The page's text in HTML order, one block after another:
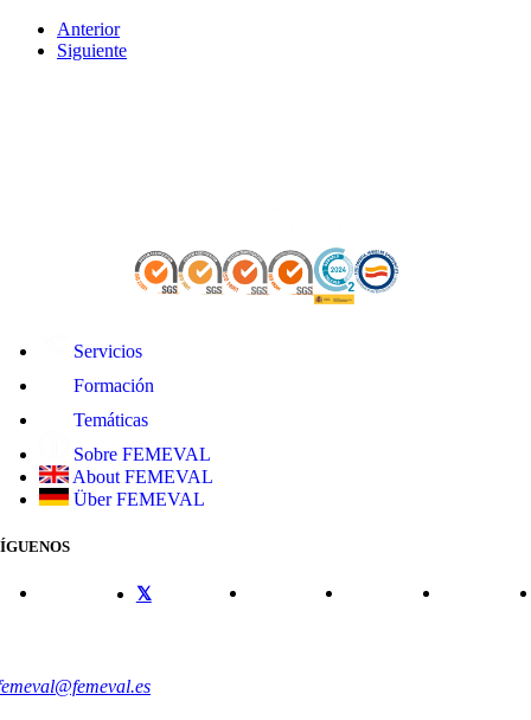
Anterior
Siguiente
Servicios
Formación
Temáticas
Sobre FEMEVAL
About FEMEVAL
Über FEMEVAL